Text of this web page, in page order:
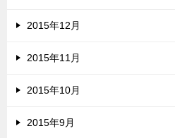
2015年12月
2015年11月
2015年10月
2015年9月